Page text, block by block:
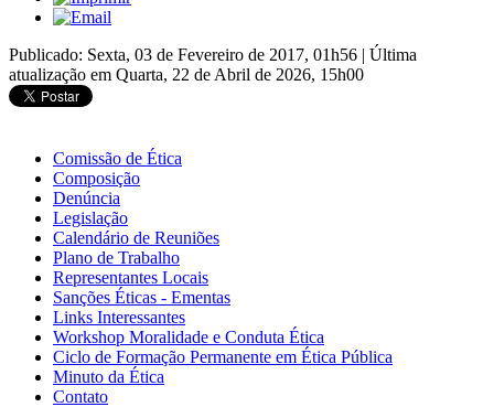
Publicado: Sexta, 03 de Fevereiro de 2017, 01h56 | Última
atualização em Quarta, 22 de Abril de 2026, 15h00
Comissão de Ética
Composição
Denúncia
Legislação
Calendário de Reuniões
Plano de Trabalho
Representantes Locais
Sanções Éticas - Ementas
Links Interessantes
Workshop Moralidade e Conduta Ética
Ciclo de Formação Permanente em Ética Pública
Minuto da Ética
Contato